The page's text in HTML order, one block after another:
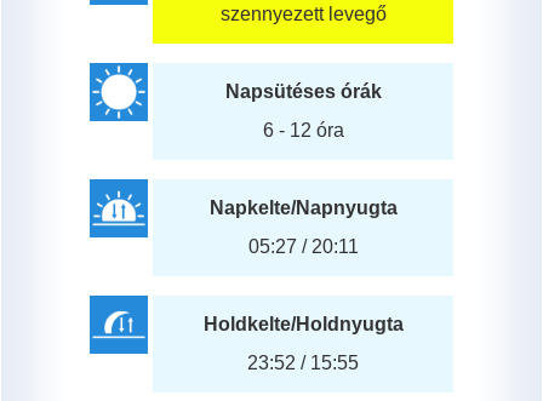
szennyezett levegő
Napsütéses órák
6 - 12 óra
Napkelte/Napnyugta
05:27 / 20:11
Holdkelte/Holdnyugta
23:52 / 15:55